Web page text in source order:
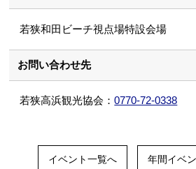
若狭和田ビーチ視点場特設会場
お問い合わせ先
若狭高浜観光協会：0770-72-0338
イベント一覧へ 年間イベ